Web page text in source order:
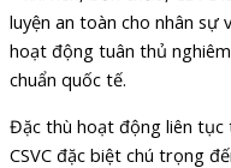
luyện an toàn cho nhân sự
hoạt động tuân thủ
chuẩn quốc tế.
Đặc thù hoạt động liên
CSVC đặc biệt chú trọng